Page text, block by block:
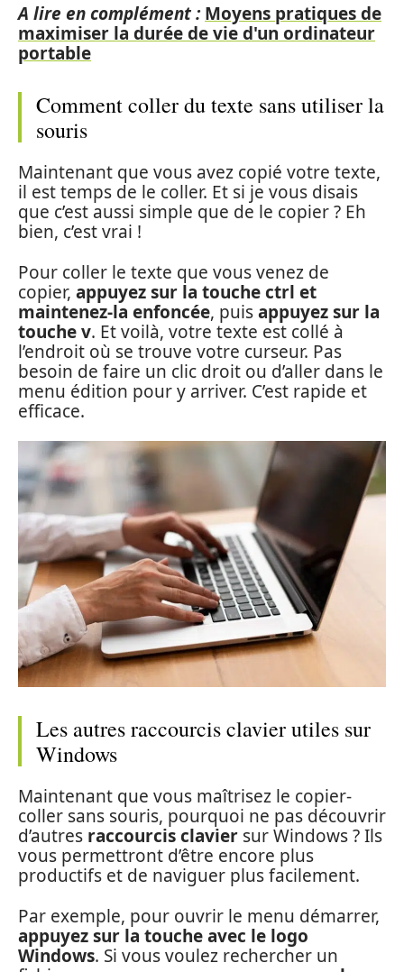
A lire en complément : Moyens pratiques de
maximiser la durée de vie d'un ordinateur
portable
Comment coller du texte sans utiliser la
souris
Maintenant que vous avez copié votre texte,
il est temps de le coller. Et si je vous disais
que c’est aussi simple que de le copier ? Eh
bien, c’est vrai !
Pour coller le texte que vous venez de
copier, appuyez sur la touche ctrl et
maintenez-la enfoncée, puisappuyez sur la
touche v. Et voilà, votre texte est collé à
l’endroit où se trouve votre curseur. Pas
besoin de faire un clic droit ou d’aller dans le
menu édition pour y arriver. C’est rapide et
efficace.
Les autres raccourcis clavier utiles sur
Windows
Maintenant que vous maîtrisez le copier-
coller sans souris, pourquoi ne pas découvrir
d’autres raccourcis clavier sur Windows ? Ils
vous permettront d’être encore plus
productifs et de naviguer plus facilement.
Par exemple, pour ouvrir le menu démarrer,
appuyez sur la touche avec le logo
Windows. Si vous voulez rechercher un